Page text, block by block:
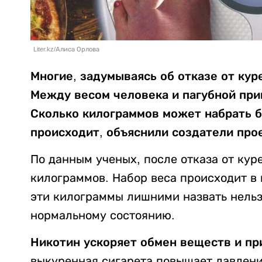
Liter.kz/Алиса Орлова
Многие, задумываясь об отказе от
Между весом человека и пагубной
Сколько килограммов может набрать
происходит, объяснили создатели
По данным ученых, после отказа от
килограммов. Набор веса происходит
эти килограммы лишними назвать
нормальному состоянию.
Никотин ускоряет обмен веществ и